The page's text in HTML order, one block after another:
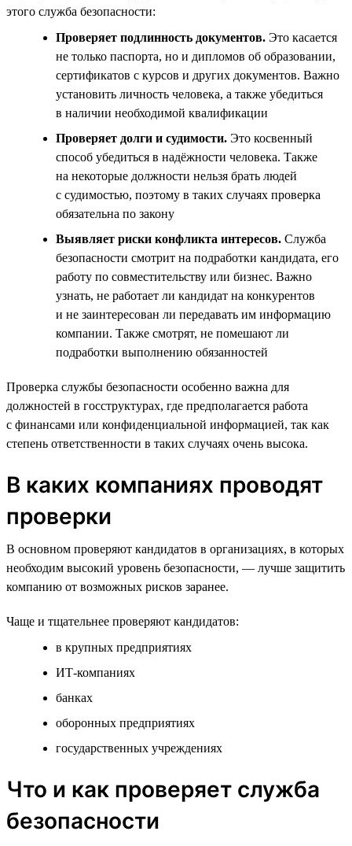
этого служба безопасности:
Проверяет подлинность документов. Это касается
не только паспорта, но и дипломов об образовании,
сертификатов с курсов и других документов. Важно
установить личность человека, а также убедиться
в наличии необходимой квалификации
Проверяет долги и судимости. Это косвенный
способ убедиться в надёжности человека. Также
на некоторые должности нельзя брать людей
с судимостью, поэтому в таких случаях проверка
обязательна по закону
Выявляет риски конфликта интересов. Служба
безопасности смотрит на подработки кандидата, его
работу по совместительству или бизнес. Важно
узнать, не работает ли кандидат на конкурентов
и не заинтересован ли передавать им информацию
компании. Также смотрят, не помешают ли
подработки выполнению обязанностей
Проверка службы безопасности особенно важна для
должностей в госструктурах, где предполагается работа
с финансами или конфиденциальной информацией, так как
степень ответственности в таких случаях очень высока.
В каких компаниях проводят
проверки
В основном проверяют кандидатов в организациях, в которых
необходим высокий уровень безопасности, — лучше защитить
компанию от возможных рисков заранее.
Чаще и тщательнее проверяют кандидатов:
в крупных предприятиях
ИТ-компаниях
банках
оборонных предприятиях
государственных учреждениях
Что и как проверяет служба
безопасности